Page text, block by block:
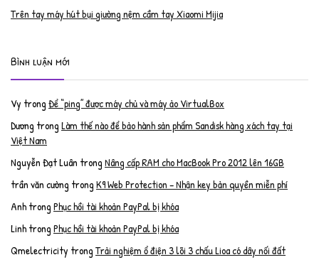
Trên tay máy hút bụi giường nệm cầm tay Xiaomi Mijia
Bình luận mới
Vy trongĐể “ping” được máy chủ và máy ảo VirtualBox
Dương trongLàm thế nào để bảo hành sản phẩm Sandisk hàng xách tay tại
Việt Nam
Nguyễn Đạt Luân trongNâng cấp RAM cho MacBook Pro 2012 lên 16GB
trần văn cường trongK9 Web Protection – Nhận key bản quyền miễn phí
AnhtrongPhục hồi tài khoản PayPal bị khóa
LinhtrongPhục hồi tài khoản PayPal bị khóa
Qmelectricity trongTrải nghiệm ổ điện 3 lõi 3 chấu Lioa có dây nối đất